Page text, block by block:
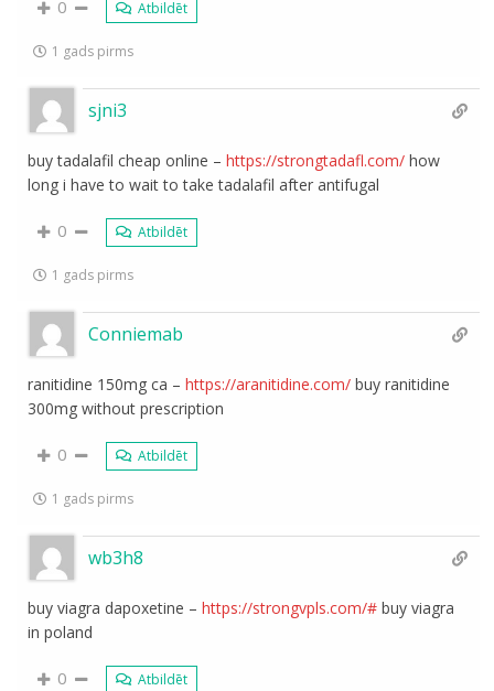
0 Atbildēt
1 gads pirms
sjni3
buy tadalafil cheap online –https://strongtadafl.com/ how
long i have to wait to take tadalafil after antifugal
0 Atbildēt
1 gads pirms
Conniemab
ranitidine 150mg ca –https://aranitidine.com/ buy ranitidine
300mg without prescription
0 Atbildēt
1 gads pirms
wb3h8
buy viagra dapoxetine –https://strongvpls.com/# buy viagra
in poland
0 Atbildēt